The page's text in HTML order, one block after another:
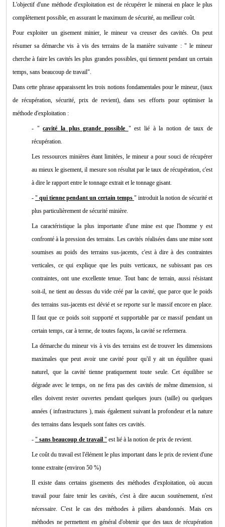
L'objectif d'une méthode d'exploitation est de récupérer le minerai en place le plus
complètement possible, en assurant le maximum de sécurité, au meilleur coût.
Pour exploiter un gisement minier, le mineur va creuser des cavités. On peut
résumer sa démarche vis à vis des terrains de la manière suivante : " le mineur
cherche à faire les cavités les plus grandes possibles, qui tiennent pendant un certain
temps, sans beaucoup de travail".
Dans cette phrase apparaissent les trois notions fondamentales pour le mineur, (taux
de récupération, sécurité, prix de revient), dans ses efforts pour optimiser la
méthode d'exploitation :
- "cavité la plus grande possible " est lié à la notion de taux de
récupération.
Les ressources minières étant limitées, le mineur a pour souci de récupérer
au mieux le gisement, il mesure son résultat par le taux de récupération, c'est
à dire le rapport entre le tonnage extrait et le tonnage gisant.
- " qui tienne pendant un certain temps " introduit la notion de sécurité et
plus particulièrement de sécurité minière.
La caractéristique la plus importante d'une mine est que l'homme y est
confronté à la pression des terrains. Les cavités réalisées dans une mine sont
soumises au poids des terrains sus-jacents, c'est à dire à des contraintes
verticales, ce qui explique que les puits verticaux, ne subissant pas ces
contraintes, ont une excellente tenue. Tout banc de terrain, aussi résistant
soit-il, ne tient au dessus du vide créé par la cavité, que parce que le poids
des terrains sus-jacents est dévié et se reporte sur le massif encore en place.
Il faut que ce poids soit supporté et supportable par ce massif pendant un
certain temps, car à terme, de toutes façons, la cavité se refermera.
La démarche du mineur vis à vis des terrains est de trouver les dimensions
maximales que peut avoir une cavité pour qu'il y ait un équilibre quasi
naturel, que la cavité tienne pratiquement toute seule. Cet équilibre se
dégrade avec le temps, on ne fera pas des cavités de même dimension, si
elles doivent rester ouvertes pendant quelques jours (taille) ou quelques
années ( infrastructures ), mais également suivant la profondeur et la nature
des terrains dans lesquels sont faites ces cavités.
- " sans beaucoup de travail"est lié à la notion de prix de revient.
Le coût du travail est l'élément le plus important dans le prix de revient d'une
tonne extraite (environ 50 %)
Il existe dans certains gisements des méthodes d'exploitation, où aucun
travail pour faire tenir les cavités, c'est à dire aucun soutènement, n'est
nécessaire. C'est le cas des méthodes à piliers abandonnés. Mais ces
méthodes ne permettent en général d'obtenir que des taux de récupération